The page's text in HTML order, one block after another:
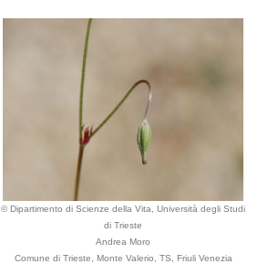
© Dipartimento di Scienze della Vita, Università degli Studi
di Trieste
Andrea Moro
Comune di Trieste, Monte Valerio, TS, Friuli Venezia